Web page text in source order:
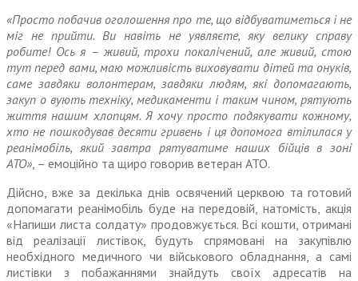
«Просто побачив оголошення про те, що відбуватиметься і не
міг не прийти. Ви навіть не уявляєте, яку велику справу
робите! Ось я – живий, трохи покалічений, але живий, стою
тут перед вами, маю можливість виховувати дітей та онуків,
саме завдяки волонтерам, завдяки людям, які допомагають,
закуп о вують техніку, медикаменти і таким чином, рятують
життя нашим хлопцям. Я хочу просто подякувати кожному,
хто не пошкодував десяти гривень і ця допомога втілилася у
реанімобіль, який завтра рятуватиме наших бійців в зоні
АТО», – емоційно та щиро говорив ветеран АТО.
Дійсно, вже за декілька днів освячений церквою та готовий
допомагати реанімобіль буде на передовій, натомість, акція
«Напиши листа солдату» продовжується. Всі кошти, отримані
від реалізації листівок, будуть спрямовані на закупівлю
необхідного медичного чи військового обладнання, а самі
листівки з побажаннями знайдуть своїх адресатів на